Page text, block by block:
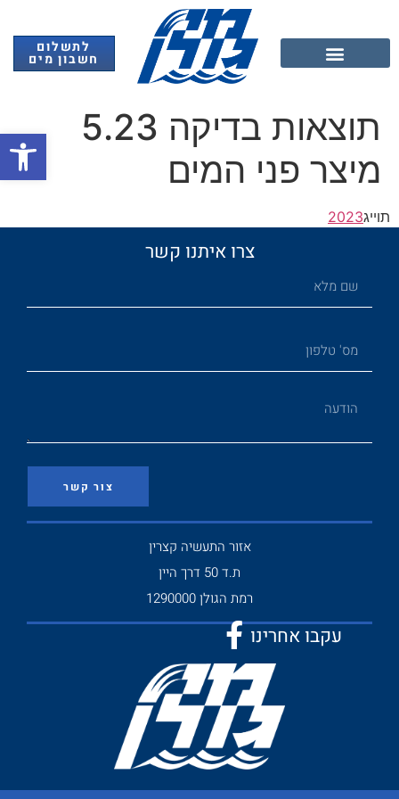
לתשלום
חשבון מים
תוצאות בדיקה 5.23
מיצר פני המים
תוייג2023
צרו איתנו קשר
צור קשר
אזור התעשיה קצרין
ת.ד 50 דרך היין
רמת הגולן 1290000
עקבו אחרינו